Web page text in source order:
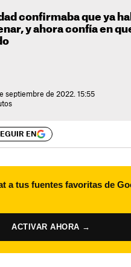
confirmaba que ya
y ahora confía en
septiembre de 2022. 15:55
EN
a tus fuentes favoritas de
ACTIVAR AHORA →